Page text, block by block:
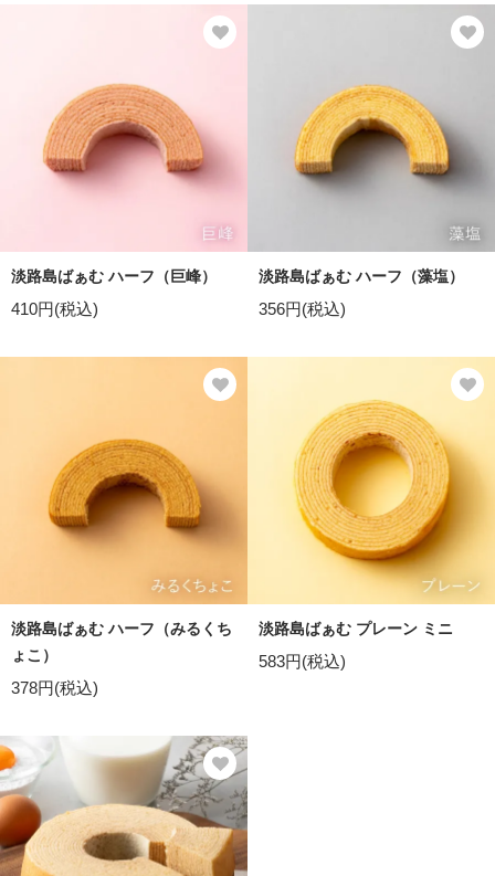
淡路島ばぁむ ハーフ（巨峰）
410円(税込)
淡路島ばぁむ ハーフ（藻塩）
356円(税込)
淡路島ばぁむ ハーフ（みるくち
ょこ）
378円(税込)
淡路島ばぁむ プレーン ミニ
583円(税込)